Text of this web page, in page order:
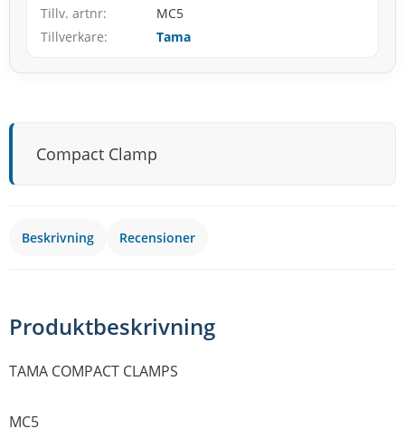
Tillv. artnr
MC5
Tillverkare
Tama
Compact Clamp
Beskrivning Recensioner
Produktbeskrivning
TAMA COMPACT CLAMPS
MC5